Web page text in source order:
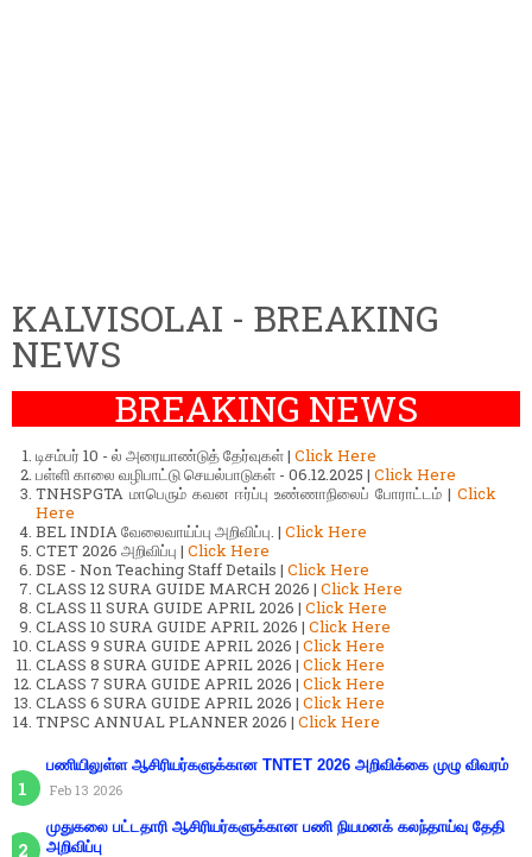
KALVISOLAI - BREAKING
NEWS
BREAKING NEWS
டிசம்பர் 10 - ல் அரையாண்டுத் தேர்வுகள் | Click Here
பள்ளி காலை வழிபாட்டு செயல்பாடுகள் - 06.12.2025 | Click Here
TNHSPGTA மாபெரும் கவன ஈர்ப்பு உண்ணாநிலைப் போராட்டம் | Click
Here
BEL INDIA வேலைவாய்ப்பு அறிவிப்பு. | Click Here
CTET 2026 அறிவிப்பு | Click Here
DSE - Non Teaching Staff Details | Click Here
CLASS 12 SURA GUIDE MARCH 2026 | Click Here
CLASS 11 SURA GUIDE APRIL 2026 | Click Here
CLASS 10 SURA GUIDE APRIL 2026 | Click Here
CLASS 9 SURA GUIDE APRIL 2026 | Click Here
CLASS 8 SURA GUIDE APRIL 2026 | Click Here
CLASS 7 SURA GUIDE APRIL 2026 | Click Here
CLASS 6 SURA GUIDE APRIL 2026 | Click Here
TNPSC ANNUAL PLANNER 2026 | Click Here
பணியிலுள்ள ஆசிரியர்களுக்கான TNTET 2026 அறிவிக்கை முழு விவரம்
Feb 13 2026
முதுகலை பட்டதாரி ஆசிரியர்களுக்கான பணி நியமனக் கலந்தாய்வு தேதி
அறிவிப்பு